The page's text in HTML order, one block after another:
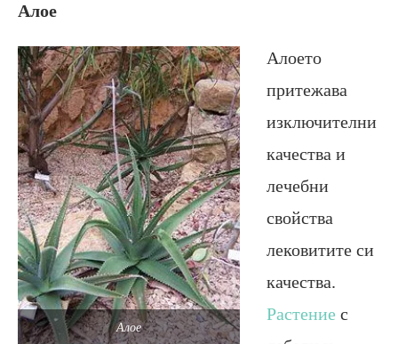
Алое
Алое
Алоето
притежава
изключителни
качества и
лечебни
свойства
лековитите си
качества.
Растение с